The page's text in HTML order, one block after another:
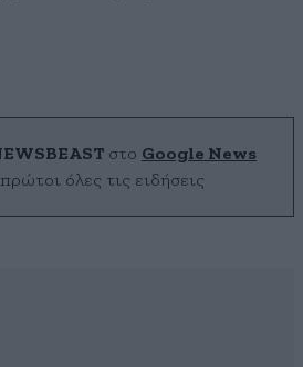
στο Google News
όλες τις ειδήσεις